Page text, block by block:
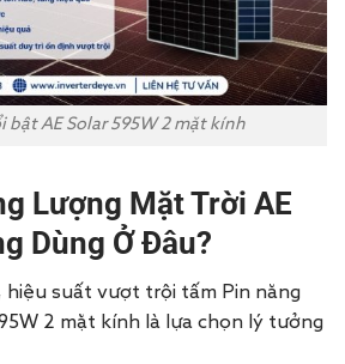
bật AE Solar 595W 2 mặt kính
Lượng Mặt Trời AE
Dùng Ở Đâu?
hiệu suất vượt trội tấm Pin năng
2 mặt kính là lựa chọn lý tưởng